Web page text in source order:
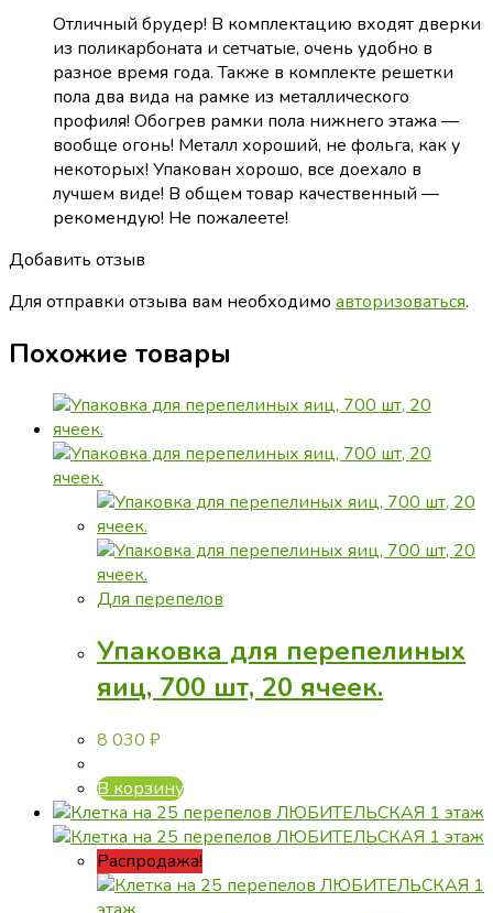
Отличный брудер! В комплектацию входят дверки
из поликарбоната и сетчатые, очень удобно в
разное время года. Также в комплекте решетки
пола два вида на рамке из металлического
профиля! Обогрев рамки пола нижнего этажа —
вообще огонь! Металл хороший, не фольга, как у
некоторых! Упакован хорошо, все доехало в
лучшем виде! В общем товар качественный —
рекомендую! Не пожалеете!
Добавить отзыв
Для отправки отзыва вам необходимо авторизоваться.
Похожие товары
Для перепелов
Упаковка для перепелиных
яиц, 700 шт, 20 ячеек.
8 030 ₽
В корзину
Распродажа!